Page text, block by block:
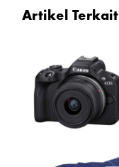
Artikel Terkait